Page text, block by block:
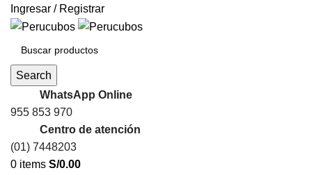
Ingresar / Registrar
Search
WhatsApp Online
955 853 970
Centro de atención
(01) 7448203
0 items S/0.00